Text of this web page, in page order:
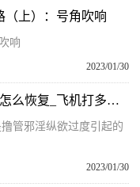
（上）：号角吹响
响
2023/01/30
全球快看点丨飞机打多了海绵体受损怎么恢复_飞机打多了硬度下降怎么恢复
管邪淫纵欲过度引起的
2023/01/30